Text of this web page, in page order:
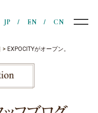
JP EN CN
> EXPOCITYがオープン。